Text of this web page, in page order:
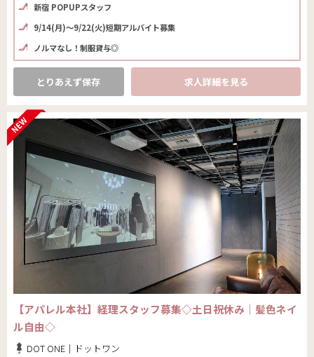
新宿 POPUPスタッフ
9/14(月)～9/22(火)短期アルバイト募集
ノルマなし！制服貸与◎
とりあえず保存 求人詳細を見る
【アパレル本社】経理スタッフ募集◇土日祝休み｜髪色ネイ
ル自由◇
DOT ONE｜ドットワン